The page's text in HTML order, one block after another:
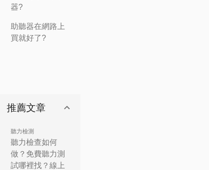
器?
助聽器在網路上
買就好了?
推薦文章
聽力檢測
聽力檢查如何
做？免費聽力測
試哪裡找？線上